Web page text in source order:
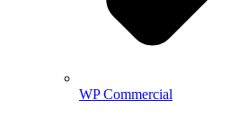
WP Commercial